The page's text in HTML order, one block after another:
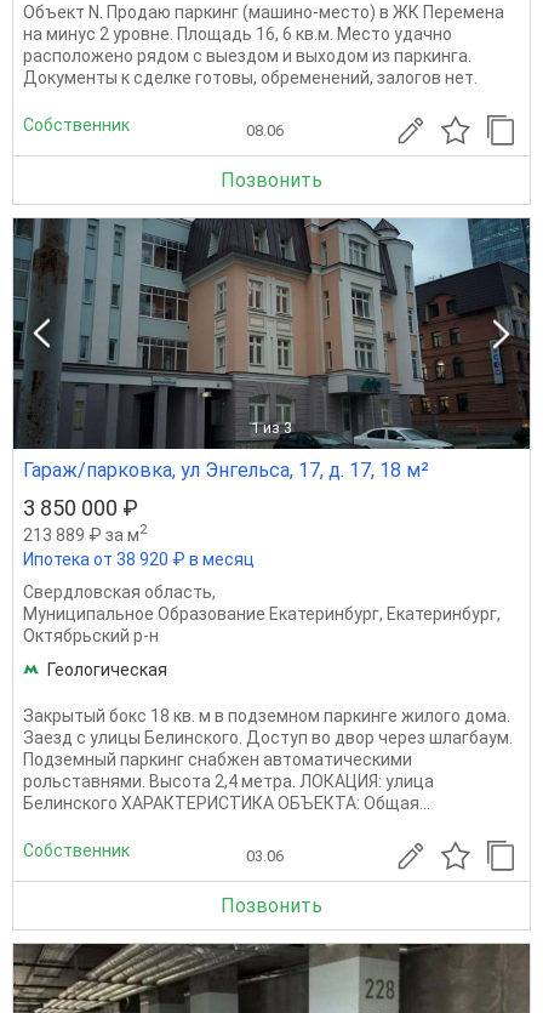
Объект N. Продаю паркинг (машино-место) в ЖК Перемена
на минус 2 уровне. Площадь 16, 6 кв.м. Место удачно
расположено рядом с выездом и выходом из паркинга.
Документы к сделке готовы, обременений, залогов нет.
Собственник 08.06
Позвонить
1 из 3
Гараж/парковка, ул Энгельса, 17, д. 17, 18 м²
3 850 000 ₽
213 889 ₽ за м2
Ипотека от 38 920 ₽ в месяц
Свердловская область,
Муниципальное Образование Екатеринбург, Екатеринбург,
Октябрьский р-н
Геологическая
Закрытый бокс 18 кв. м в подземном паркинге жилого дома.
Заезд с улицы Белинского. Доступ во двор через шлагбаум.
Подземный паркинг снабжен автоматическими
рольставнями. Высота 2,4 метра. ЛОКАЦИЯ: улица
Белинского ХАРАКТЕРИСТИКА ОБЪЕКТА: Общая...
Собственник 03.06
Позвонить